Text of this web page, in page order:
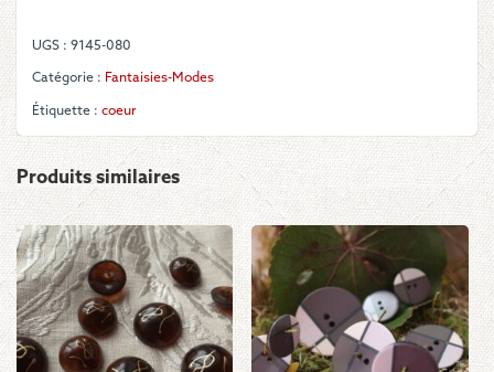
UGS : 9145-080
Catégorie : Fantaisies-Modes
Étiquette : coeur
Produits similaires